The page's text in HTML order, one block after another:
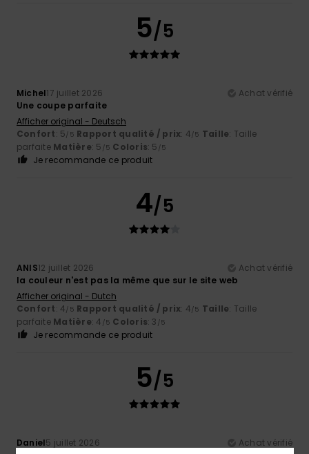
5/5
Michel17 juillet 2026
Achat vérifié
Une coupe parfaite
Afficher original - Deutsch
Confort: 5/5 Rapport qualité / prix: 4/5 Taille: Taille
parfaite Matière: 5 /5 Coloris: 5 /5
Je recommande ce produit
4/5
ANIS12 juillet 2026
Achat vérifié
la couleur n'est pas la même que sur le site web
Afficher original - Dutch
Confort: 4/5 Rapport qualité / prix: 4/5 Taille: Taille
parfaite Matière: 4 /5 Coloris: 3 /5
Je recommande ce produit
5/5
Daniel5 juillet 2026
Achat vérifié